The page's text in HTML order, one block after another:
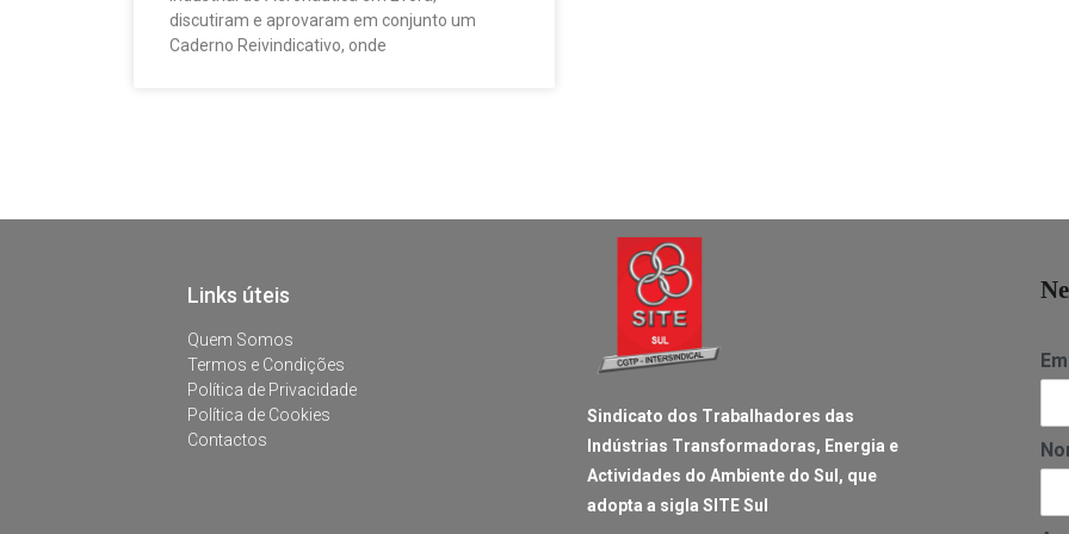
discutiram e aprovaram em conjunto um
Caderno Reivindicativo, onde
Links úteis
Quem Somos
Termos e Condições
Política de Privacidade
Política de Cookies
Contactos
Sindicato dos Trabalhadores das
Indústrias Transformadoras, Energia e
Actividades do Ambiente do Sul, que
adopta a sigla SITE Sul